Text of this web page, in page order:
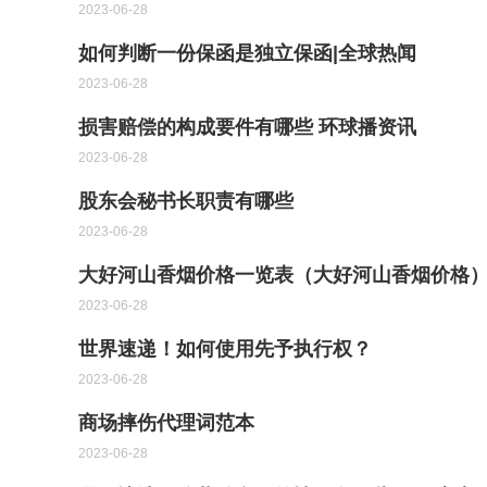
2023-06-28
如何判断一份保函是独立保函|全球热闻
2023-06-28
损害赔偿的构成要件有哪些 环球播资讯
2023-06-28
股东会秘书长职责有哪些
2023-06-28
大好河山香烟价格一览表（大好河山香烟价格
2023-06-28
世界速递！如何使用先予执行权？
2023-06-28
商场摔伤代理词范本
2023-06-28